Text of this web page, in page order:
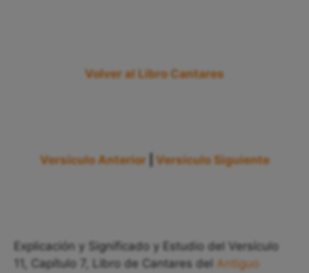
Volver al Libro Cantares
Versículo Anterior Versículo Siguiente
Explicación y Significado y Estudio del Versículo
11, Capítulo 7, Libro de Cantares del Antiguo